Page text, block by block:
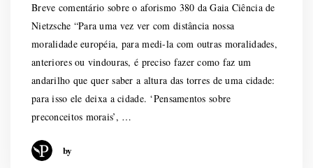
Breve comentário sobre o aforismo 380 da Gaia Ciência de
Nietzsche “Para uma vez ver com distância nossa
moralidade européia, para medi-la com outras moralidades,
anteriores ou vindouras, é preciso fazer como faz um
andarilho que quer saber a altura das torres de uma cidade:
para isso ele deixa a cidade. ‘Pensamentos sobre
preconceitos morais’, …
by